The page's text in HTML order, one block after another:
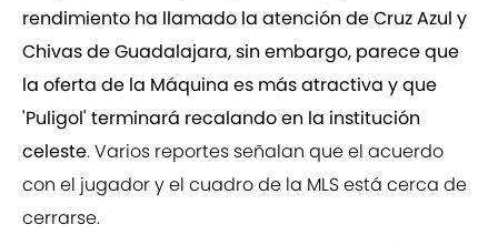
rendimiento ha llamado la atención de Cruz Azul y
Chivas de Guadalajara, sin embargo, parece que
la oferta de la Máquina es más atractiva y que
'Puligol' terminará recalando en la institución
celeste. Varios reportes señalan que el acuerdo
con el jugador y el cuadro de la MLS está cerca de
cerrarse.